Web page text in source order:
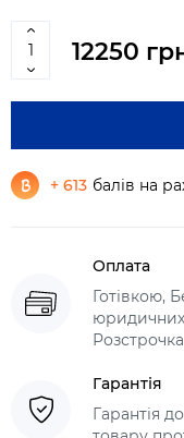
12250
+ 613 балів на
Оплата
Готівкою,
юридичних
Гарантія
Гарантія